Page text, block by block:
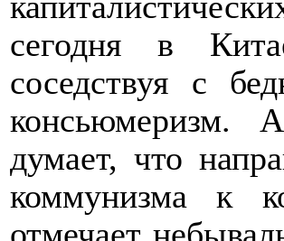
сегодня в
соседствуя с
консьюмеризм.
думает, что
коммунизма к